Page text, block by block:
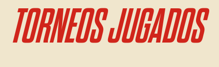
TORNEOS JUGADOS